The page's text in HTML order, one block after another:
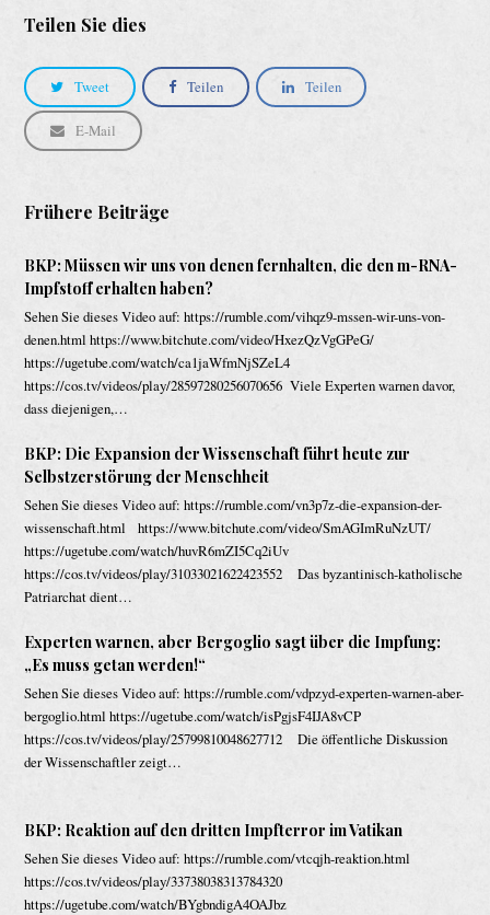
Teilen Sie dies
Tweet Teilen Teilen
E-Mail
Frühere Beiträge
BKP: Müssen wir uns von denen fernhalten, die den m-RNA-
Impfstoff erhalten haben?
Sehen Sie dieses Video auf: https://rumble.com/vihqz9-mssen-wir-uns-von-
denen.html https://www.bitchute.com/video/HxezQzVgGPeG/
https://ugetube.com/watch/ca1jaWfmNjSZeL4
https://cos.tv/videos/play/28597280256070656 Viele Experten warnen davor,
dass diejenigen,…
BKP: Die Expansion der Wissenschaft führt heute zur
Selbstzerstörung der Menschheit
Sehen Sie dieses Video auf: https://rumble.com/vn3p7z-die-expansion-der-
wissenschaft.html https://www.bitchute.com/video/SmAGImRuNzUT/
https://ugetube.com/watch/huvR6mZI5Cq2iUv
https://cos.tv/videos/play/31033021622423552 Das byzantinisch-katholische
Patriarchat dient…
Experten warnen, aber Bergoglio sagt über die Impfung:
„Es muss getan werden!“
Sehen Sie dieses Video auf: https://rumble.com/vdpzyd-experten-warnen-aber-
bergoglio.html https://ugetube.com/watch/isPgjsF4IJA8vCP
https://cos.tv/videos/play/25799810048627712 Die öffentliche Diskussion
der Wissenschaftler zeigt…
BKP: Reaktion auf den dritten Impfterror im Vatikan
Sehen Sie dieses Video auf: https://rumble.com/vtcqjh-reaktion.html
https://cos.tv/videos/play/33738038313784320
https://ugetube.com/watch/BYgbndigA4OAJbz